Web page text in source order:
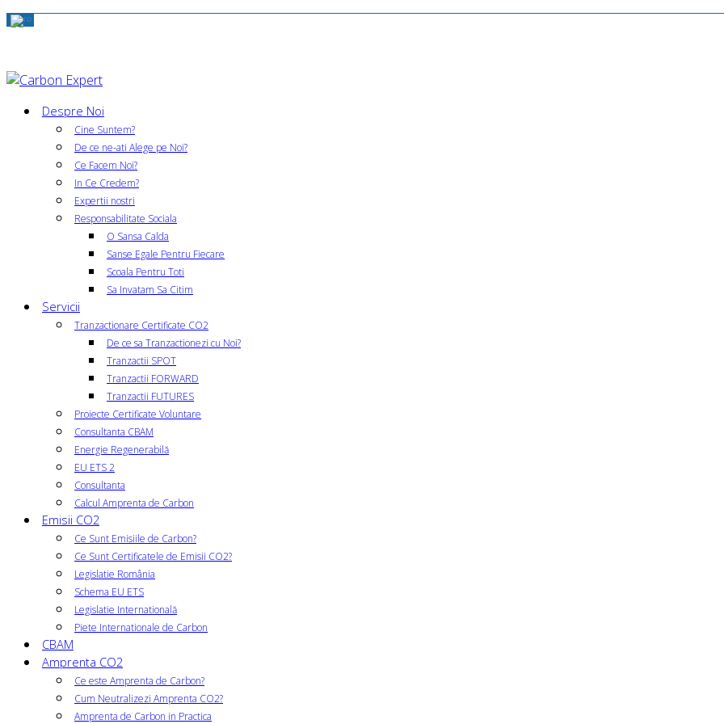
Despre Noi
Cine Suntem?
De ce ne-ati Alege pe Noi?
Ce Facem Noi?
In Ce Credem?
Expertii nostri
Responsabilitate Sociala
O Sansa Calda
Sanse Egale Pentru Fiecare
Scoala Pentru Toti
Sa Invatam Sa Citim
Servicii
Tranzactionare Certificate CO2
De ce sa Tranzactionezi cu Noi?
Tranzactii SPOT
Tranzactii FORWARD
Tranzactii FUTURES
Proiecte Certificate Voluntare
Consultanta CBAM
Energie Regenerabilă
EU ETS 2
Consultanta
Calcul Amprenta de Carbon
Emisii CO2
Ce Sunt Emisiile de Carbon?
Ce Sunt Certificatele de Emisii CO2?
Legislatie România
Schema EU ETS
Legislatie Internatională
Piete Internationale de Carbon
CBAM
Amprenta CO2
Ce este Amprenta de Carbon?
Cum Neutralizezi Amprenta CO2?
Amprenta de Carbon in Practica